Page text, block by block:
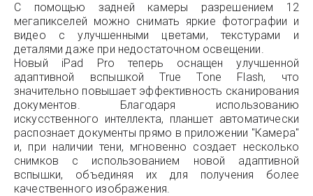
С помощью задней камеры разрешением 12
мегапикселей можно снимать яркие фотографии и
видео с улучшенными цветами, текстурами и
деталями даже при недостаточном освещении.
Новый iPad Pro теперь оснащен улучшенной
адаптивной вспышкой True Tone Flash, что
значительно повышает эффективность сканирования
документов. Благодаря использованию
искусственного интеллекта, планшет автоматически
распознает документы прямо в приложении "Камера"
и, при наличии тени, мгновенно создает несколько
снимков с использованием новой адаптивной
вспышки, объединяя их для получения более
качественного изображения.